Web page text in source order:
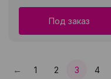
Под заказ
←Пред.1 2 3 4